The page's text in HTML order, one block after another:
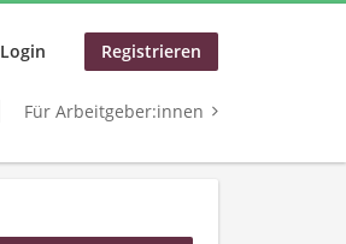
Login Registrieren
Für Arbeitgeber:innen